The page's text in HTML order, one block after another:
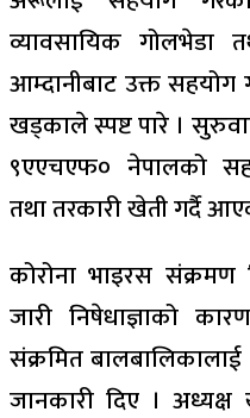
व्यावसायिक गोलभेडा
आम्दानीबाट उक्त
खड्काले स्पष्ट पारे ।
९एएचएफ० नेपालको
तथा तरकारी खेती गर्दै
कोरोना भाइरस संक्रमण
जारी निषेधाज्ञाको
संक्रमित
जानकारी दिए ।